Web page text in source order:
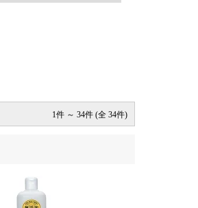
1件 ～ 34件 (全 34件)